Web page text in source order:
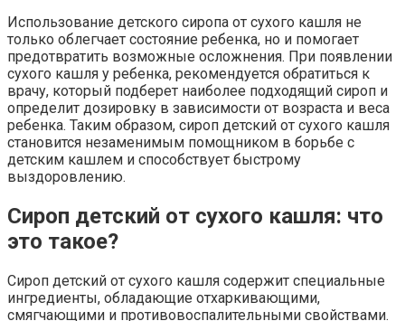
Использование детского сиропа от сухого кашля не
только облегчает состояние ребенка, но и помогает
предотвратить возможные осложнения. При появлении
сухого кашля у ребенка, рекомендуется обратиться к
врачу, который подберет наиболее подходящий сироп и
определит дозировку в зависимости от возраста и веса
ребенка. Таким образом, сироп детский от сухого кашля
становится незаменимым помощником в борьбе с
детским кашлем и способствует быстрому
выздоровлению.
Сироп детский от сухого кашля: что
это такое?
Сироп детский от сухого кашля содержит специальные
ингредиенты, обладающие отхаркивающими,
смягчающими и противовоспалительными свойствами.